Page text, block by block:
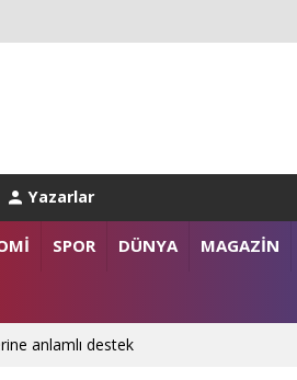
Yazarlar
SPOR DÜNYA MAGAZİN
anlamlı destek